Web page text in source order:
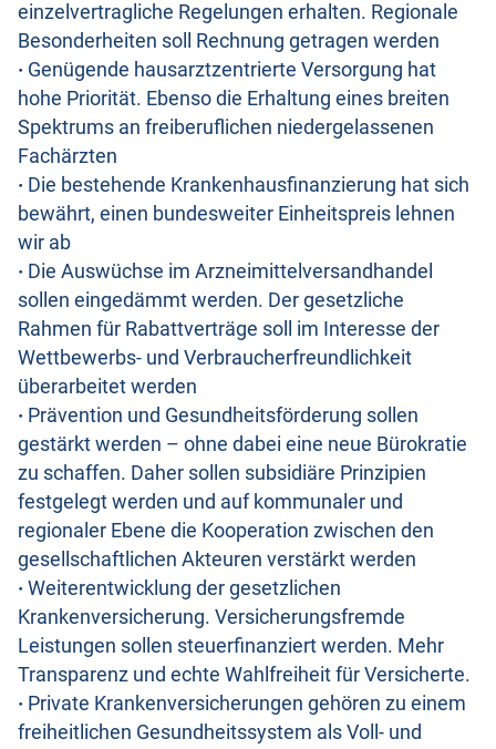
einzelvertragliche Regelungen erhalten. Regionale
Besonderheiten soll Rechnung getragen werden
· Genügende hausarztzentrierte Versorgung hat
hohe Priorität. Ebenso die Erhaltung eines breiten
Spektrums an freiberuflichen niedergelassenen
Fachärzten
· Die bestehende Krankenhausfinanzierung hat sich
bewährt, einen bundesweiter Einheitspreis lehnen
wir ab
· Die Auswüchse im Arzneimittelversandhandel
sollen eingedämmt werden. Der gesetzliche
Rahmen für Rabattverträge soll im Interesse der
Wettbewerbs- und Verbraucherfreundlichkeit
überarbeitet werden
· Prävention und Gesundheitsförderung sollen
gestärkt werden – ohne dabei eine neue Bürokratie
zu schaffen. Daher sollen subsidiäre Prinzipien
festgelegt werden und auf kommunaler und
regionaler Ebene die Kooperation zwischen den
gesellschaftlichen Akteuren verstärkt werden
· Weiterentwicklung der gesetzlichen
Krankenversicherung. Versicherungsfremde
Leistungen sollen steuerfinanziert werden. Mehr
Transparenz und echte Wahlfreiheit für Versicherte.
· Private Krankenversicherungen gehören zu einem
freiheitlichen Gesundheitssystem als Voll- und